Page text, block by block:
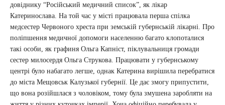
довіднику “Російський медичний список”, як лікар
Катеринослава. На той час у місті працювала перша спілка
медсестер Червоного хреста при земській губернській лікарні. Про
поліпшення медичної допомоги населенню багато клопоталися
такі особи, як графиня Ольга Капніст, піклувальниця громади
сестер милосердя Ольга Струкова. Працювати у губернському
центрі було набагато легше, однак Катерина вирішила перебратися
до міста Мещовськ Калузької губернії. Це дає змогу припустити,
що вона розійшлася з чоловіком, тому була змушена заробляти на